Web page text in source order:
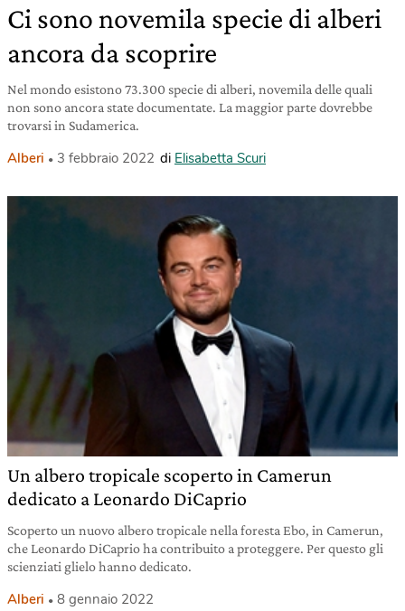
Ci sono novemila specie di alberi
ancora da scoprire
Nel mondo esistono 73.300 specie di alberi, novemila delle quali
non sono ancora state documentate. La maggior parte dovrebbe
trovarsi in Sudamerica.
Alberi 3 febbraio 2022 di Elisabetta Scuri
Un albero tropicale scoperto in Camerun
dedicato a Leonardo DiCaprio
Scoperto un nuovo albero tropicale nella foresta Ebo, in Camerun,
che Leonardo DiCaprio ha contribuito a proteggere. Per questo gli
scienziati glielo hanno dedicato.
Alberi 8 gennaio 2022